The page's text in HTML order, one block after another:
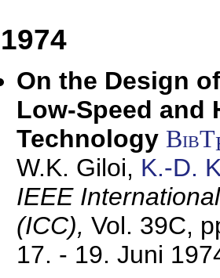
1974
On the Design
Low-Speed and
Technology BibT
W.K. Giloi, K.-D.
IEEE
(ICC), Vol. 39C,
17. - 19. Juni